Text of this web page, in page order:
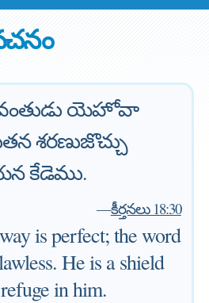
యెహోవా
శరణుజొచ్చు
కేడెము.
—కీర్తనలు 18:30
is perfect; the word
He is a shield
in him.